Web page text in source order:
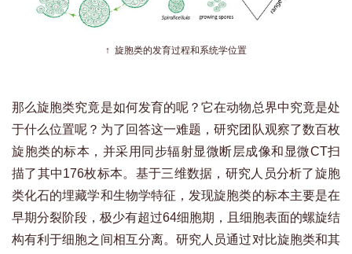
↑ 旋胞类的发育过程和系统学位置
那么旋胞类究竟是如何发育的呢？它在动物总界中究竟是处
于什么位置呢？为了回答这一难题，研究团队观察了数百枚
旋胞类的标本，并采用同步辐射显微断层成像和显微CT扫
描了其中176枚标本。基于三维数据，研究人员分析了旋胞
类化石的埋藏学和生物学特征，发现旋胞类的标本主要是在
早期分裂阶段，极少有超过64细胞期，且细胞表面的螺旋结
构有利于细胞之间相互分离。研究人员通过对比旋胞类和其